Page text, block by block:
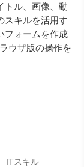
トル、画像、動
スキルを活用す
フォームを作成
ウザ版の操作を
ITスキル